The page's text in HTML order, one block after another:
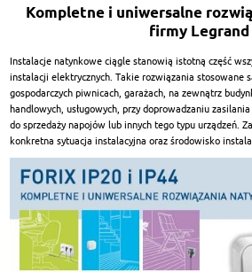
Kompletne i uniwersalne
firmy Legrand
Instalacje natynkowe ciągle stanowią istotną część
instalacji elektrycznych. Takie rozwiązania stosowane
gospodarczych piwnicach, garażach, na zewnątrz
handlowych, usługowych, przy doprowadzaniu
do sprzedaży napojów lub innych tego typu urządzeń.
konkretna sytuacja instalacyjna oraz środowisko